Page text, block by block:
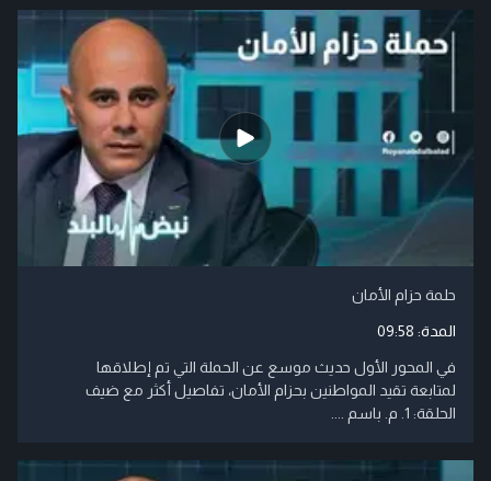
حلمة حزام الأمان
المدة: 09:58
في المحور الأول حديث موسع عن الحملة التي تم إطلاقها
لمتابعة تقيد المواطنين بحزام الأمان، تفاصيل أكثر مع ضيف
الحلقة: 1. م. باسم ....